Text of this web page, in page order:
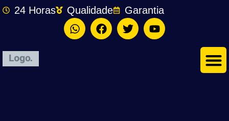
24 Horas Qualidade Garantia